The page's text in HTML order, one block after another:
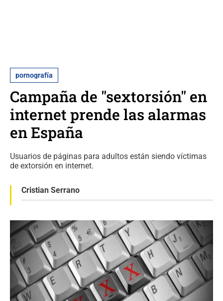
pornografía
Campaña de "sextorsión" en
internet prende las alarmas
en España
Usuarios de páginas para adultos están siendo víctimas
de extorsión en internet.
Cristian Serrano